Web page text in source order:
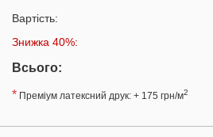
Вартість:
Знижка 40%:
Всього:
* Преміум латексний друк: + 175 грн/м2